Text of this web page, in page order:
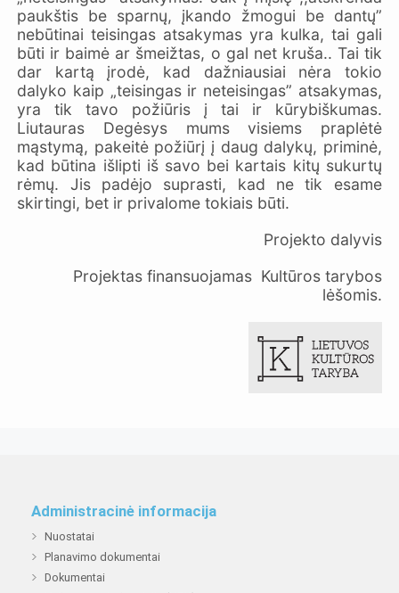
paukštis be sparnų, įkando žmogui be dantų”
nebūtinai teisingas atsakymas yra kulka, tai gali
būti ir baimė ar šmeižtas, o gal net kruša.. Tai tik
dar kartą įrodė, kad dažniausiai nėra tokio
dalyko kaip „teisingas ir neteisingas” atsakymas,
yra tik tavo požiūris į tai ir kūrybiškumas.
Liutauras Degėsys mums visiems praplėtė
mąstymą, pakeitė požiūrį į daug dalykų, priminė,
kad būtina išlipti iš savo bei kartais kitų sukurtų
rėmų. Jis padėjo suprasti, kad ne tik esame
skirtingi, bet ir privalome tokiais būti.
Projekto dalyvis
Projektas finansuojamas Kultūros tarybos
lėšomis.
Administracinė informacija
Nuostatai
Planavimo dokumentai
Dokumentai